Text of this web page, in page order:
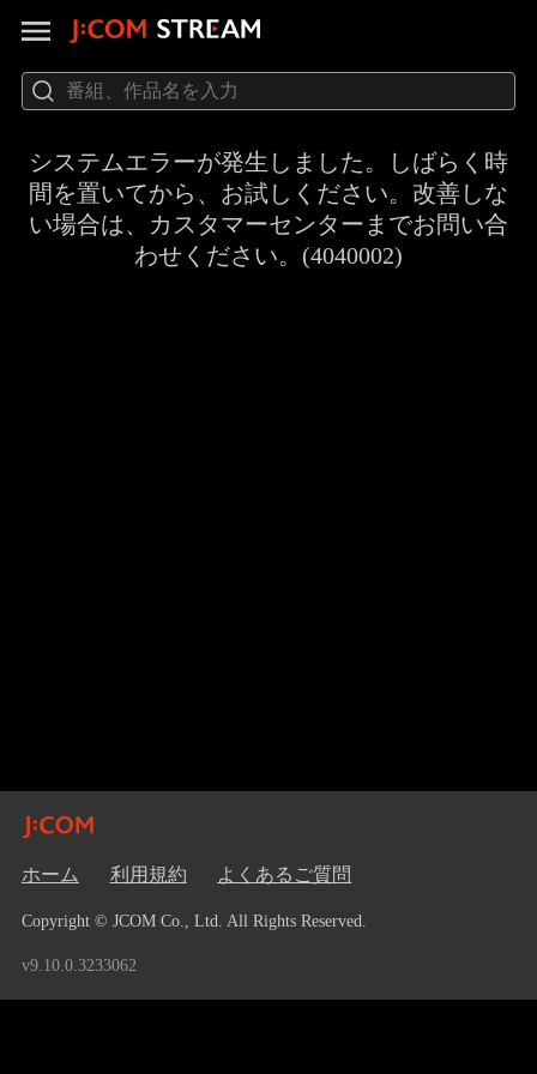
システムエラーが発生しました。しばらく時
間を置いてから、お試しください。改善しな
い場合は、カスタマーセンターまでお問い合
わせください。(4040002)
ホーム 利用規約 よくあるご質問
Copyright © JCOM Co., Ltd. All Rights Reserved.
v9.10.0.3233062